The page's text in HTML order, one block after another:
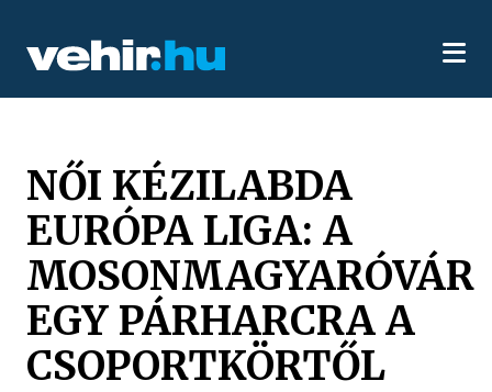
NŐI KÉZILABDA
EURÓPA LIGA: A
MOSONMAGYARÓVÁR
EGY PÁRHARCRA A
CSOPORTKÖRTŐL